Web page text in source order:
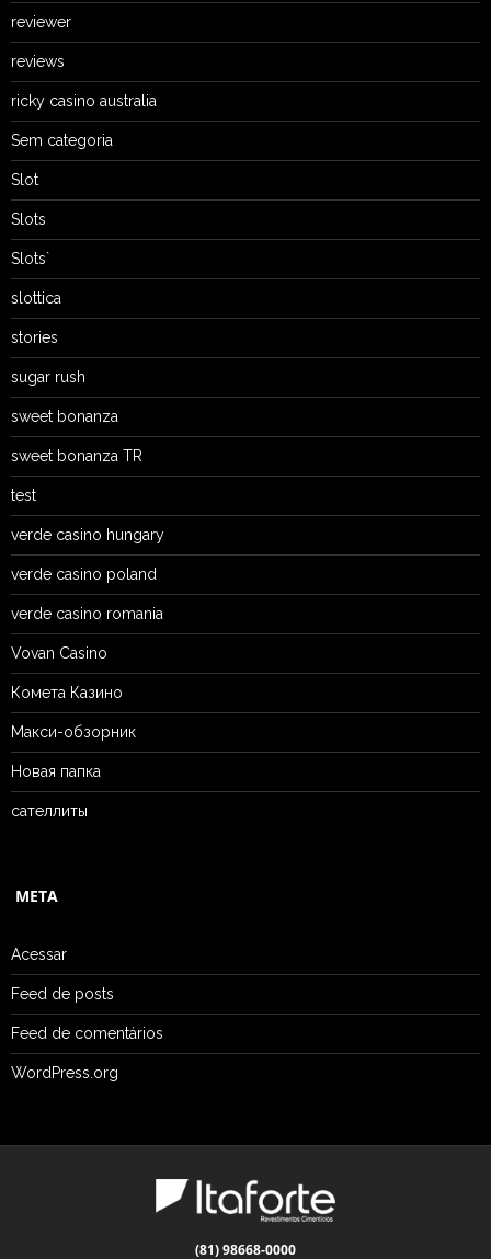
reviewer
reviews
ricky casino australia
Sem categoria
Slot
Slots
Slots`
slottica
stories
sugar rush
sweet bonanza
sweet bonanza TR
test
verde casino hungary
verde casino poland
verde casino romania
Vovan Casino
Комета Казино
Макси-обзорник
Новая папка
сателлиты
META
Acessar
Feed de posts
Feed de comentários
WordPress.org
(81) 98668-0000